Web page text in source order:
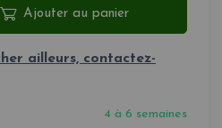
Ajouter au panier
ailleurs, contactez-
4 à 6 semaines